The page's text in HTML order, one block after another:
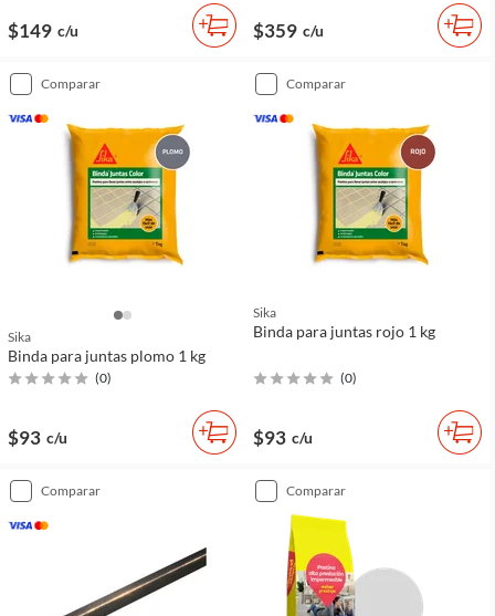
$149 c/u $359 c/u
comparar
Sika
Binda para juntas plomo 1 kg
(0)
$93 c/u
comparar
Sika
Binda para juntas rojo 1 kg
(0)
$93 c/u
comparar comparar